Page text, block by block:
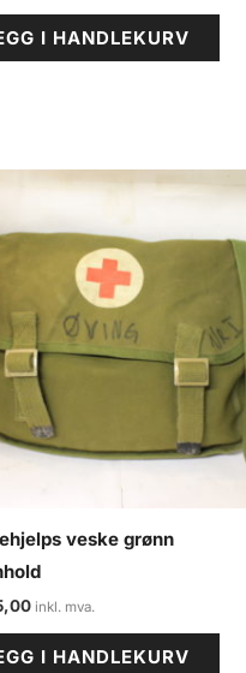
I HANDLEKURV
veske grønn
I HANDLEKURV